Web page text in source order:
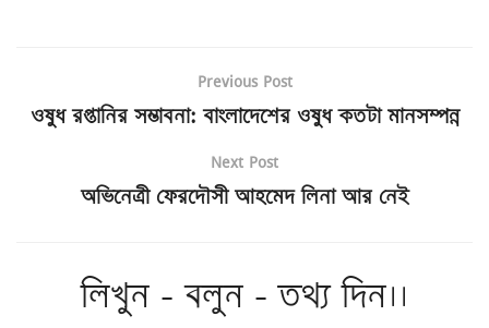
Previous Post
ওষুধ রপ্তানির সম্ভাবনা: বাংলাদেশের ওষুধ কতটা মানসম্পন্ন
Next Post
অভিনেত্রী ফেরদৌসী আহমেদ লিনা আর নেই
লিখুন - বলুন - তথ্য দিন।।